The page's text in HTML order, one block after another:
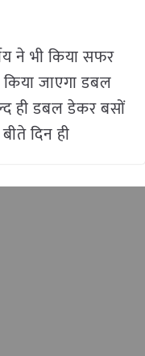
ने भी किया सफर
जाएगा डबल
ही डबल डेकर बसों
दिन ही